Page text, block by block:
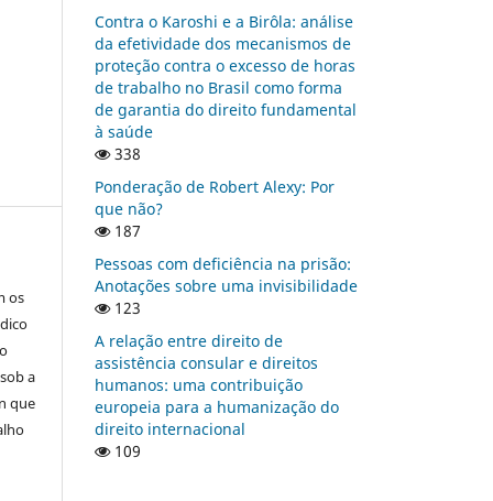
os
a
que
Contra o Karoshi e a Birôla: análise
da efetividade dos mecanismos de
proteção contra o excesso de horas
de trabalho no Brasil como forma
de garantia do direito fundamental
à saúde
338
Ponderação de Robert Alexy: Por
que não?
187
Pessoas com deficiência na prisão:
Anotações sobre uma invisibilidade
123
A relação entre direito de
assistência consular e direitos
humanos: uma contribuição
europeia para a humanização do
direito internacional
109